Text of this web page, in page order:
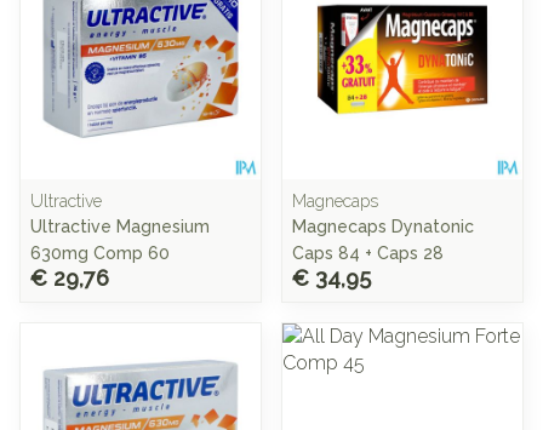
Ultractive
Ultractive Magnesium
630mg Comp 60
€ 29,76
Magnecaps
Magnecaps Dynatonic
Caps 84 + Caps 28
€ 34,95